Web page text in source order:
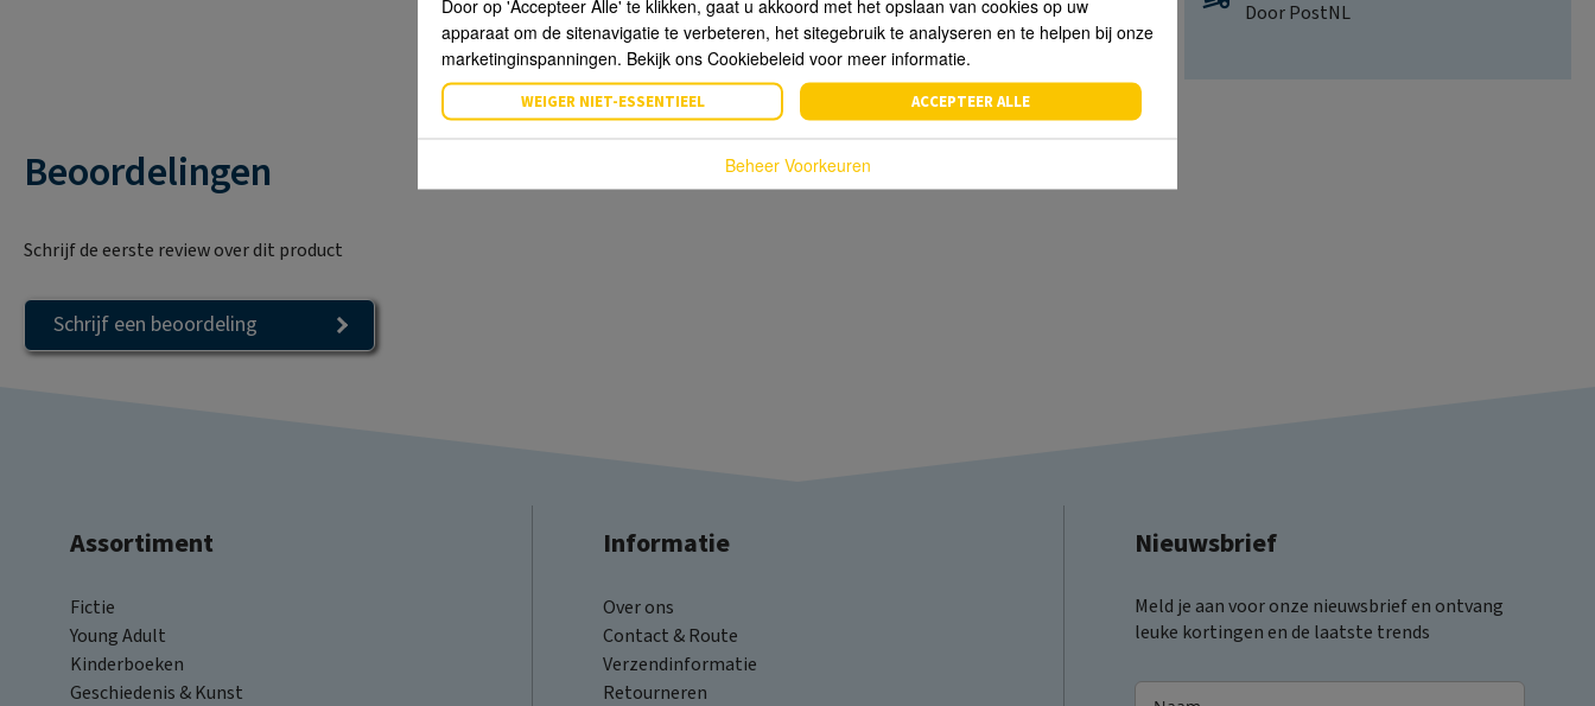
Door PostNL
Beoordelingen
Schrijf de eerste review over dit product
Schrijf een beoordeling
Assortiment
Fictie
Young Adult
Kinderboeken
Geschiedenis & Kunst
Informatie
Over ons
Contact & Route
Verzendinformatie
Retourneren
Nieuwsbrief
Meld je aan voor onze nieuwsbrief en ontvang
leuke kortingen en de laatste trends
Door op 'Accepteer Alle' te klikken, gaat u akkoord met het opslaan van cookies op uw
apparaat om de sitenavigatie te verbeteren, het sitegebruik te analyseren en te helpen bij onze
marketinginspanningen. Bekijk ons Cookiebeleid voor meer informatie.
WEIGER NIET-ESSENTIEEL ACCEPTEER ALLE
Beheer Voorkeuren